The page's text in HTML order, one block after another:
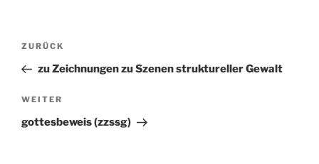
Beitragsnavigation
Vorheriger
Beitrag
ZURÜCK
zu Zeichnungen zu Szenen struktureller Gewalt
Nächster
Beitrag
WEITER
gottesbeweis (zzssg)